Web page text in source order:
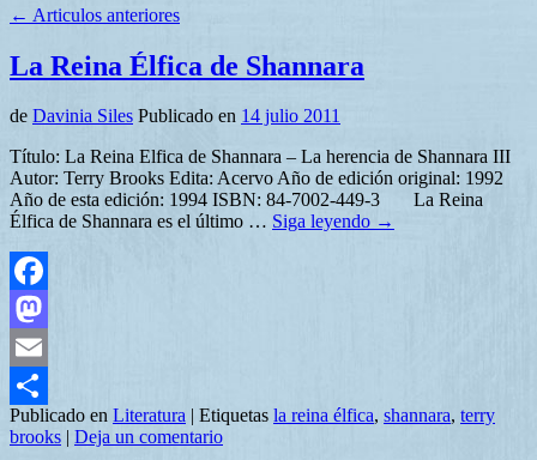
← Articulos anteriores
La Reina Élfica de Shannara
de Davinia Siles Publicado en 14 julio 2011
Título: La Reina Elfica de Shannara – La herencia de Shannara III
Autor: Terry Brooks Edita: Acervo Año de edición original: 1992
Año de esta edición: 1994 ISBN: 84-7002-449-3 La Reina
Élfica de Shannara es el último … Siga leyendo →
Facebook
Mastodon
Email
Compartir
Publicado en Literatura Etiquetas la reina élfica, shannara, terry
brooks
Deja un comentario